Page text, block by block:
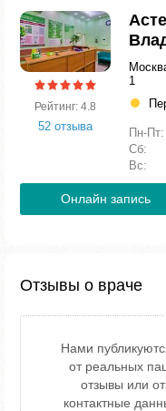
Рейтинг: 4.8
52 отзыва
1
Пн-Пт:
Сб:
Вс:
Онлайн запись
Отзывы о враче
Нами
от реальных
отзывы или
контактные